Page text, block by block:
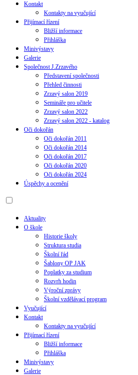
Kontakt
Kontakty na vyučující
Přijímací řízení
Bližší informace
Přihláška
Minivýstavy
Galerie
Společnost J.Zrzavého
Představení společnosti
Přehled činnosti
Zrzavý salon 2019
Semináře pro učitele
Zrzavý salon 2022
Zrzavý salon 2022 - katalog
Oči dokořán
Oči dokořán 2011
Oči dokořán 2014
Oči dokořán 2017
Oči dokořán 2020
Oči dokořán 2024
Úspěchy a ocenění
Aktuality
O škole
Historie školy
Struktura studia
Školní řád
Šablony OP JAK
Poplatky za studium
Rozvrh hodin
Výroční zprávy
Školní vzdělávací program
Vyučující
Kontakt
Kontakty na vyučující
Přijímací řízení
Bližší informace
Přihláška
Minivýstavy
Galerie